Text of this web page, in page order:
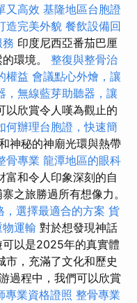
又高效 基隆地區台胞證
造完美外貌 餐飲設備回
印度尼西亞番茄巴厘
環境。 整復與整骨治
權益 會議點心外燴，讓
，無線藍芽助聽器，讓
以欣賞令人嘆為觀止的
何辦理台胞證，快速簡
神秘的神廟光環與熱帶
骨專業 龍潭地區的眼科
富和令人印象深刻的自
之旅勝過所有想像力。
選擇最適合的方案 貨
運輸 對於想發現神話
以是2025年的真實體
市，充滿了文化和歷史
過程中，我們可以欣賞
專業資格證照 整骨專業